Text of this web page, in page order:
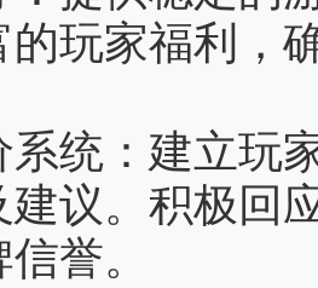
的玩家福利，
系统‌：建立玩
建议。积极回
誉。